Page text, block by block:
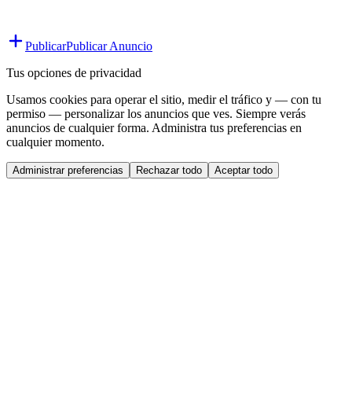
PublicarPublicar Anuncio
Tus opciones de privacidad
Usamos cookies para operar el sitio, medir el tráfico y — con tu
permiso — personalizar los anuncios que ves. Siempre verás
anuncios de cualquier forma. Administra tus preferencias en
cualquier momento.
Administrar preferencias Rechazar todo Aceptar todo